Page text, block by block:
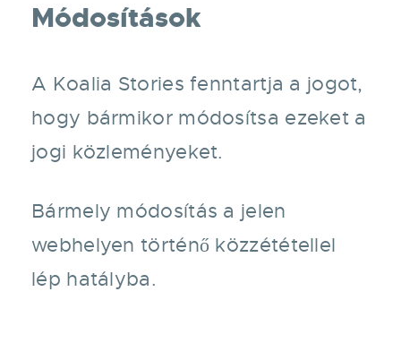
Módosítások
A Koalia Stories fenntartja a jogot,
hogy bármikor módosítsa ezeket a
jogi közleményeket.
Bármely módosítás a jelen
webhelyen történő közzététellel
lép hatályba.